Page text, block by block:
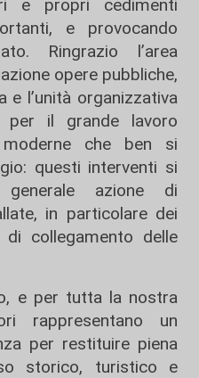
e propri cedimenti
e provocando
Ringrazio l’area
opere pubbliche,
l’unità organizzativa
per il grande lavoro
che ben si
questi interventi si
azione di
in particolare dei
collegamento delle
e per tutta la nostra
rappresentano un
per restituire piena
storico, turistico e